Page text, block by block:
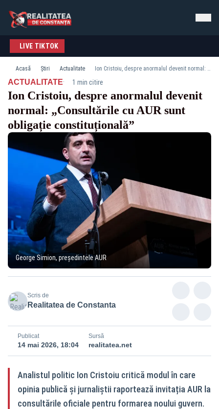
LIVE TIKTOK
Acasă Știri Actualitate Ion Cristoiu, despre anormalul devenit normal: „Consultările cu AUR sunt obligație constituțională”
ACTUALITATE· 1 min citire
Ion Cristoiu, despre anormalul devenit
normal: „Consultările cu AUR sunt
obligație constituțională”
George Simion, președintele AUR
Scris de
Realitatea de Constanta
Publicat
14 mai 2026, 18:04
Sursă
realitatea.net
Analistul politic Ion Cristoiu critică modul în care
opinia publică și jurnaliștii raportează invitația AUR la
consultările oficiale pentru formarea noului guvern.